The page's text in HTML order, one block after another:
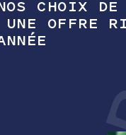
CHOIX DE
UNE OFFRE